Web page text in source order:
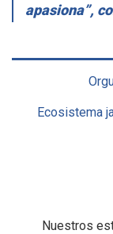
apasiona”,
Ecosistema
Nuestros